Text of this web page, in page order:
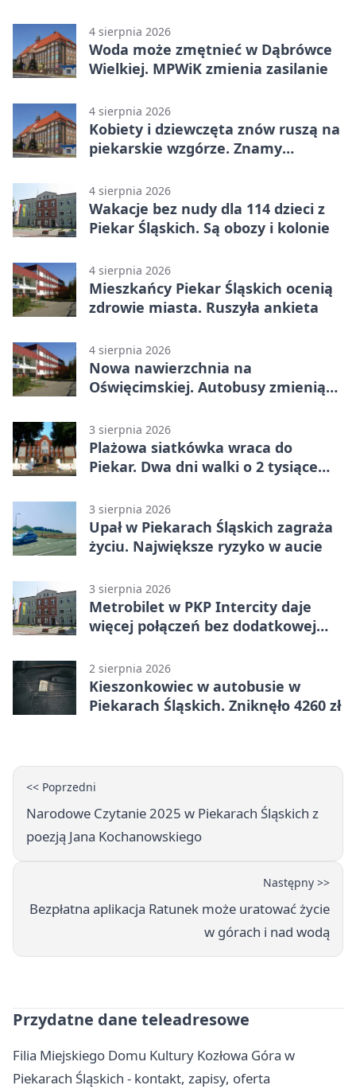
4 sierpnia 2026
Woda może zmętnieć w Dąbrówce
Wielkiej. MPWiK zmienia zasilanie
4 sierpnia 2026
Kobiety i dziewczęta znów ruszą na
piekarskie wzgórze. Znamy
4 sierpnia 2026
Wakacje bez nudy dla 114 dzieci z
Piekar Śląskich. Są obozy i kolonie
4 sierpnia 2026
Mieszkańcy Piekar Śląskich ocenią
zdrowie miasta. Ruszyła ankieta
4 sierpnia 2026
Nowa nawierzchnia na
Oświęcimskiej. Autobusy zmienią
3 sierpnia 2026
Plażowa siatkówka wraca do
Piekar. Dwa dni walki o 2 tysiące
3 sierpnia 2026
Upał w Piekarach Śląskich zagraża
życiu. Największe ryzyko w aucie
3 sierpnia 2026
Metrobilet w PKP Intercity daje
więcej połączeń bez dodatkowej
2 sierpnia 2026
Kieszonkowiec w autobusie w
Piekarach Śląskich. Zniknęło 4260 zł
<< Poprzedni
Narodowe Czytanie 2025 w Piekarach Śląskich z
poezją Jana Kochanowskiego
Następny >>
Bezpłatna aplikacja Ratunek może uratować życie
w górach i nad wodą
Przydatne dane teleadresowe
Filia Miejskiego Domu Kultury Kozłowa Góra w
Piekarach Śląskich - kontakt, zapisy, oferta